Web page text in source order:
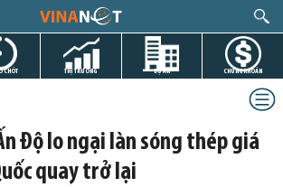
CHÓT THỊ TRƯỜNG DỰ ÁN CHỨNG KHOÁN
Độ lo ngại làn sóng thép giá
quay trở lại